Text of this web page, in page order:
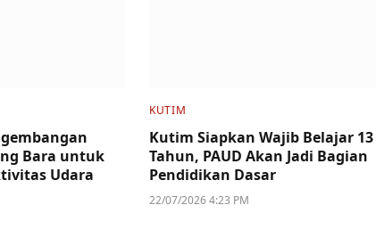
Bara untuk
Udara
KUTIM
Kutim Siapkan Wajib Belajar 13
Tahun, PAUD Akan Jadi Bagian
Pendidikan Dasar
22/07/2026 4:23 PM